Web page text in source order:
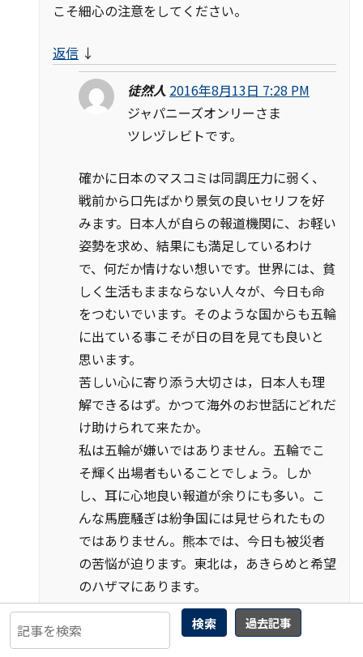
検索 過去記事
こそ細心の注意をしてください。
返信 ↓
徒然人 2016年8月13日 7:28 PM
ジャパニーズオンリーさま
ツレヅレビトです。
確かに日本のマスコミは同調圧力に弱く、
戦前から口先ばかり景気の良いセリフを好
みます。日本人が自らの報道機関に、お軽い
姿勢を求め、結果にも満足しているわけ
で、何だか情けない想いです。世界には、貧
しく生活もままならない人々が、今日も命
をつむいでいます。そのような国からも五輪
に出ている事こそが日の目を見ても良いと
思います。
苦しい心に寄り添う大切さは，日本人も理
解できるはず。かつて海外のお世話にどれだ
け助けられて来たか。
私は五輪が嫌いではありません。五輪でこ
そ輝く出場者もいることでしょう。しか
し、耳に心地良い報道が余りにも多い。こ
んな馬鹿騒ぎは紛争国には見せられたもの
ではありません。熊本では、今日も被災者
の苦悩が迫ります。東北は，あきらめと希望
のハザマにあります。
厳しいようですが、マスコミは自重すべき
です。